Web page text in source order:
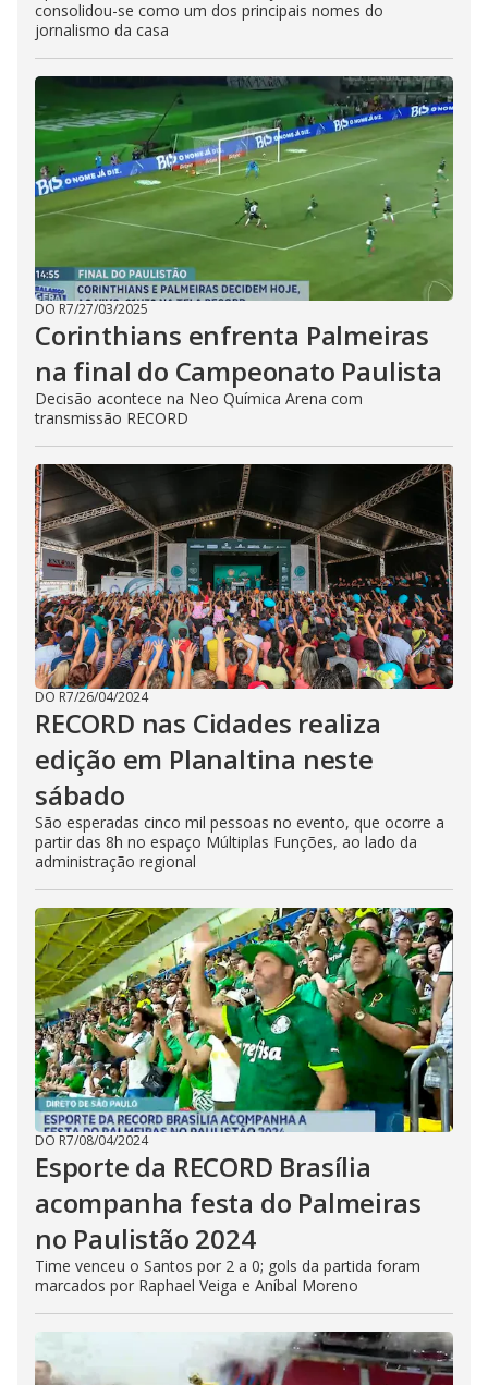
consolidou-se como um dos principais nomes do
jornalismo da casa
DO R7/27/03/2025
Corinthians enfrenta Palmeiras
na final do Campeonato Paulista
Decisão acontece na Neo Química Arena com
transmissão RECORD
DO R7/26/04/2024
RECORD nas Cidades realiza
edição em Planaltina neste
sábado
São esperadas cinco mil pessoas no evento, que ocorre a
partir das 8h no espaço Múltiplas Funções, ao lado da
administração regional
DO R7/08/04/2024
Esporte da RECORD Brasília
acompanha festa do Palmeiras
no Paulistão 2024
Time venceu o Santos por 2 a 0; gols da partida foram
marcados por Raphael Veiga e Aníbal Moreno